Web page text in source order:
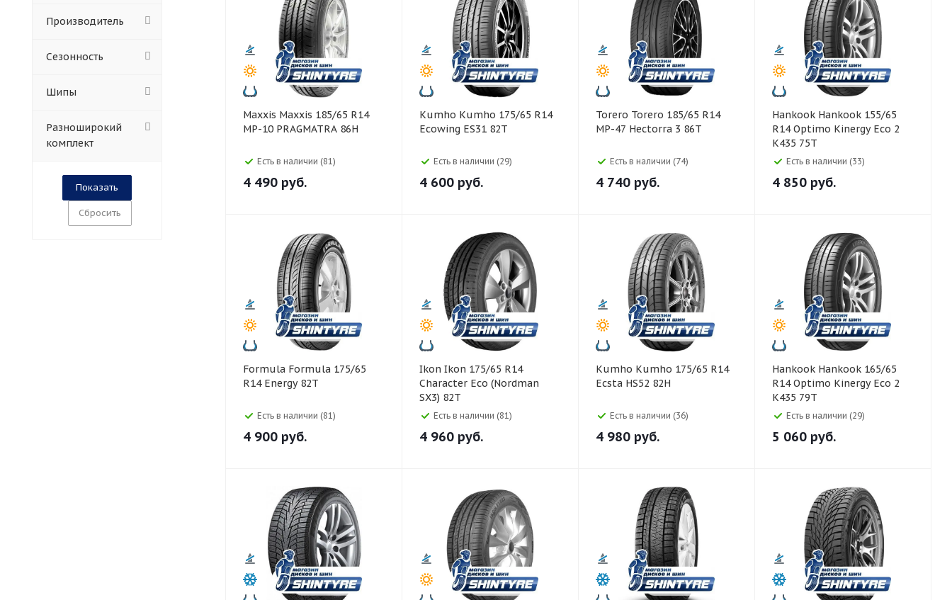
Maxxis Maxxis 185/65 R14
MP-10 PRAGMATRA 86H
Есть в наличии (81)
4 490 руб.
Kumho Kumho 175/65 R14
Ecowing ES31 82T
Есть в наличии (29)
4 600 руб.
Torero Torero 185/65 R14
MP-47 Hectorra 3 86T
Есть в наличии (74)
4 740 руб.
Hankook Hankook 155/65
R14 Optimo Kinergy Eco 2
K435 75T
Есть в наличии (33)
4 850 руб.
Formula Formula 175/65
R14 Energy 82T
Есть в наличии (81)
4 900 руб.
Ikon Ikon 175/65 R14
Character Eco (Nordman
SX3) 82T
Есть в наличии (81)
4 960 руб.
Kumho Kumho 175/65 R14
Ecsta HS52 82H
Есть в наличии (36)
4 980 руб.
Hankook Hankook 165/65
R14 Optimo Kinergy Eco 2
K435 79T
Есть в наличии (29)
5 060 руб.
Производитель
Сезонность
Шипы
Разноширокий
комплект
Сбросить